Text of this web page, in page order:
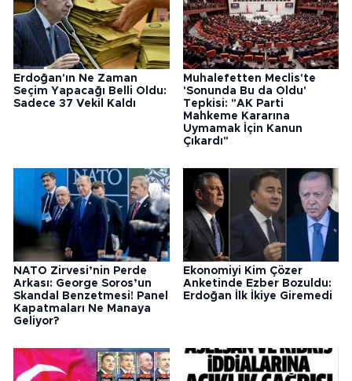
Erdoğan'ın Ne Zaman
Seçim Yapacağı Belli Oldu:
Sadece 37 Vekil Kaldı
Muhalefetten Meclis'te
'Sonunda Bu da Oldu'
Tepkisi: "AK Parti
Mahkeme Kararına
Uymamak İçin Kanun
Çıkardı"
NATO Zirvesi’nin Perde
Arkası: George Soros’un
Skandal Benzetmesi! Panel
Kapatmaları Ne Manaya
Geliyor?
Ekonomiyi Kim Çözer
Anketinde Ezber Bozuldu:
Erdoğan İlk İkiye Giremedi